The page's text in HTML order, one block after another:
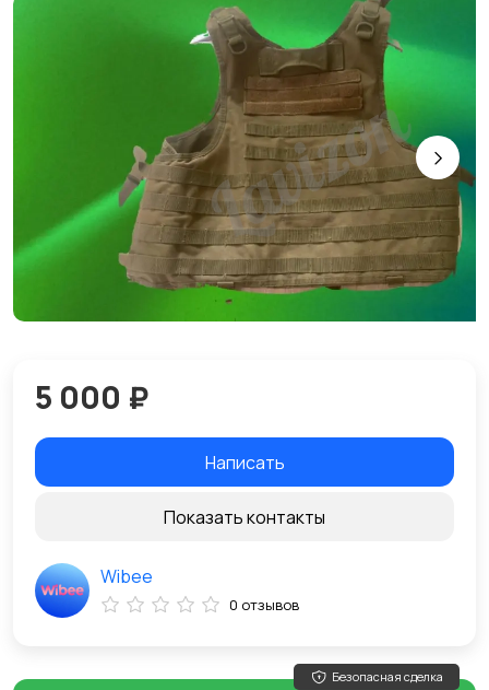
5 000 ₽
Написать
Показать контакты
Wibee
0 отзывов
Безопасная сделка